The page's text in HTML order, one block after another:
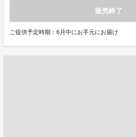
販売終了
ご提供予定時期：6月中にお手元にお届け